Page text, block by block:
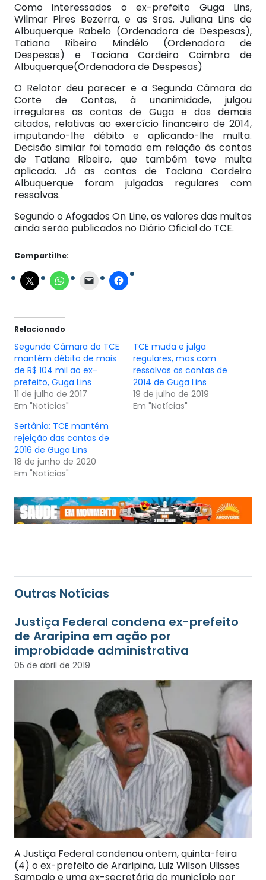
Como interessados o ex-prefeito Guga Lins,
Wilmar Pires Bezerra, e as Sras. Juliana Lins de
Albuquerque Rabelo (Ordenadora de Despesas),
Tatiana Ribeiro Mindêlo (Ordenadora de
Despesas) e Taciana Cordeiro Coimbra de
Albuquerque(Ordenadora de Despesas)
O Relator deu parecer e a Segunda Câmara da
Corte de Contas, à unanimidade, julgou
irregulares as contas de Guga e dos demais
citados, relativas ao exercício financeiro de 2014,
imputando-lhe débito e aplicando-lhe multa.
Decisão similar foi tomada em relação às contas
de Tatiana Ribeiro, que também teve multa
aplicada. Já as contas de Taciana Cordeiro
Albuquerque foram julgadas regulares com
ressalvas.
Segundo o Afogados On Line, os valores das multas
ainda serão publicados no Diário Oficial do TCE.
Compartilhe:
Relacionado
Segunda Câmara do TCE
mantém débito de mais
de R$ 104 mil ao ex-
prefeito, Guga Lins
11 de julho de 2017
Em "Notícias"
TCE muda e julga
regulares, mas com
ressalvas as contas de
2014 de Guga Lins
19 de julho de 2019
Em "Notícias"
Sertânia: TCE mantém
rejeição das contas de
2016 de Guga Lins
18 de junho de 2020
Em "Notícias"
Outras Notícias
Justiça Federal condena ex-prefeito
de Araripina em ação por
improbidade administrativa
05 de abril de 2019
A Justiça Federal condenou ontem, quinta-feira
(4) o ex-prefeito de Araripina, Luiz Wilson Ulisses
Sampaio e uma ex-secretária do município por